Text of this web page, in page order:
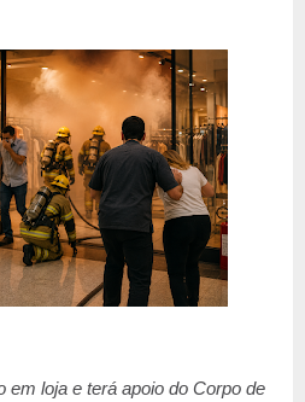
em loja e terá apoio do Corpo de